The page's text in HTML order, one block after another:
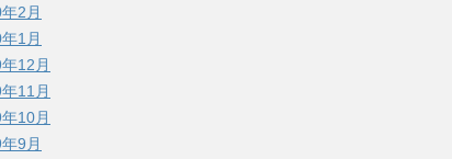
2月
1月
12月
11月
10月
9月